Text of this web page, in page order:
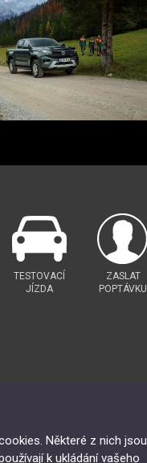
TESTOVACÍ
JÍZDA
ZASLAT
POPTÁVKU
Některé z nich jsou
k ukládání vašeho